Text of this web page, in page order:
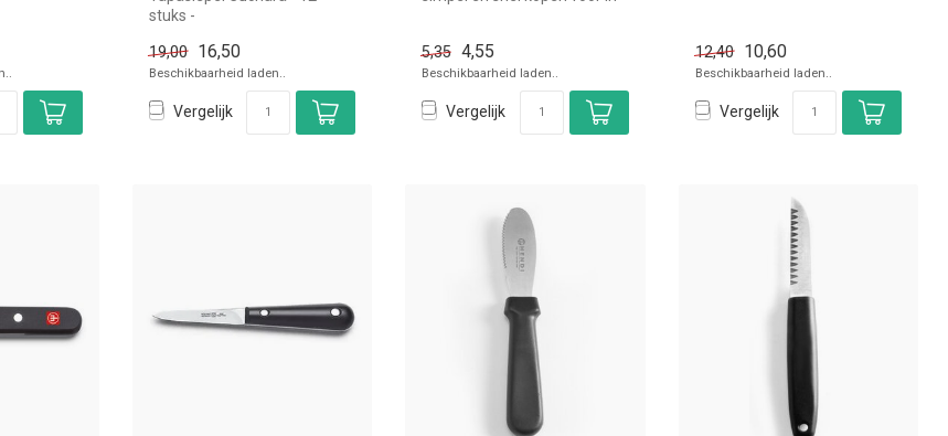
stuks -
19,00 16,50
Beschikbaarheid laden..
Vergelijk
5,35 4,55
Beschikbaarheid laden..
Vergelijk
12,40 10,60
Beschikbaarheid laden..
Vergelijk